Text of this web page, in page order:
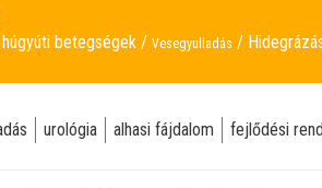
betegségek Vesegyulladás
urológia alhasi fájdalom fejlődési